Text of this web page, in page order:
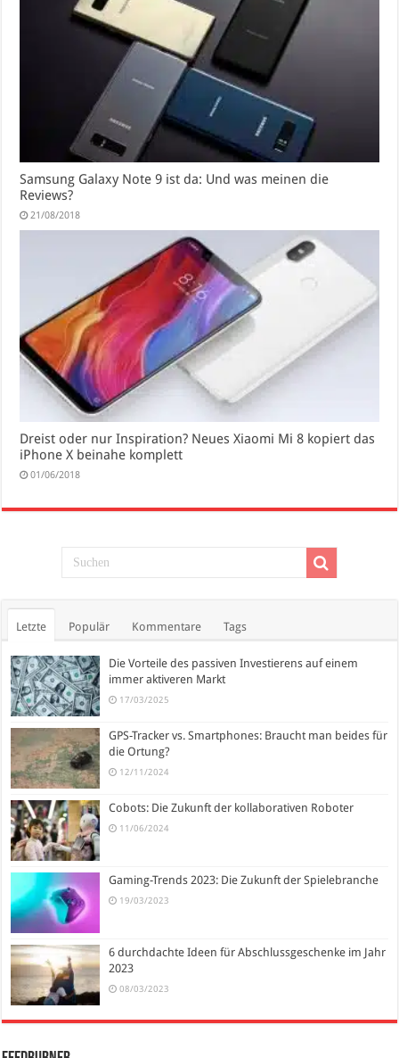
Samsung Galaxy Note 9 ist da: Und was meinen die
Reviews?
21/08/2018
Dreist oder nur Inspiration? Neues Xiaomi Mi 8 kopiert das
iPhone X beinahe komplett
01/06/2018
Letzte Populär Kommentare Tags
Die Vorteile des passiven Investierens auf einem
immer aktiveren Markt
17/03/2025
GPS-Tracker vs. Smartphones: Braucht man beides für
die Ortung?
12/11/2024
Cobots: Die Zukunft der kollaborativen Roboter
11/06/2024
Gaming-Trends 2023: Die Zukunft der Spielebranche
19/03/2023
6 durchdachte Ideen für Abschlussgeschenke im Jahr
2023
08/03/2023